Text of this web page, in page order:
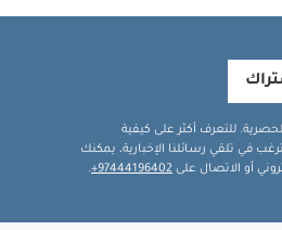
للتعرف أكثر على كيفية
في تلقي رسائلنا الإخبارية، يمكنك
أو الاتصال على 97444196402+
.